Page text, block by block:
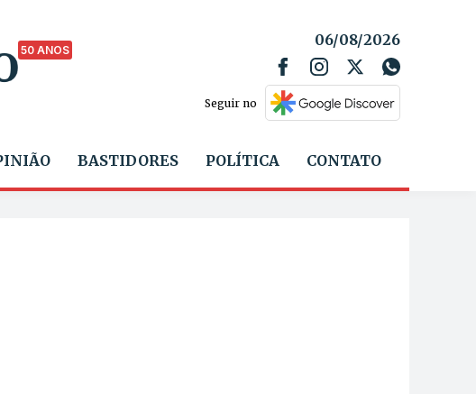
50 ANOS
06/08/2026
Seguir no
BASTIDORES POLÍTICA CONTATO